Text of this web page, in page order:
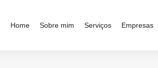
Home Sobre mim Serviços Empresas